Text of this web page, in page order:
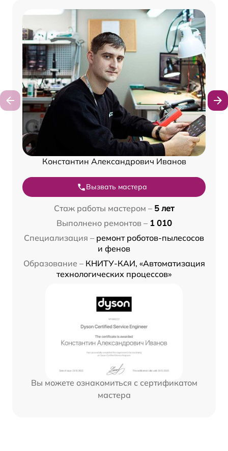
Константин Александрович Иванов
Вызвать мастера
Стаж работы мастером – 5 лет
Выполнено ремонтов – 1 010
Специализация – ремонт роботов-пылесосов
и фенов
Образование – КНИТУ-КАИ, «Автоматизация
технологических процессов»
Вы можете ознакомиться с сертификатом
мастера